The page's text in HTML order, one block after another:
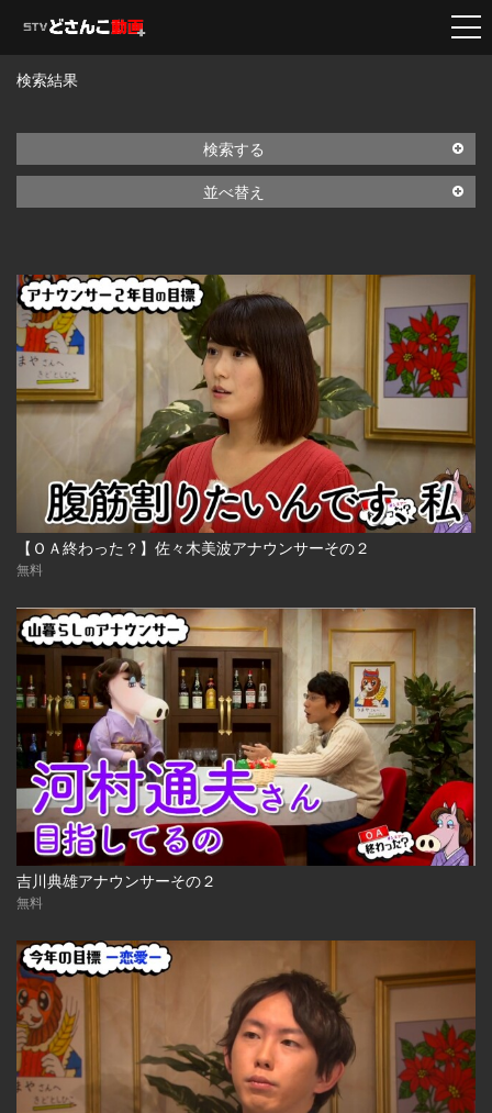
検索結果
検索する
並べ替え
【ＯＡ終わった？】佐々木美波アナウンサーその２
無料
吉川典雄アナウンサーその２
無料